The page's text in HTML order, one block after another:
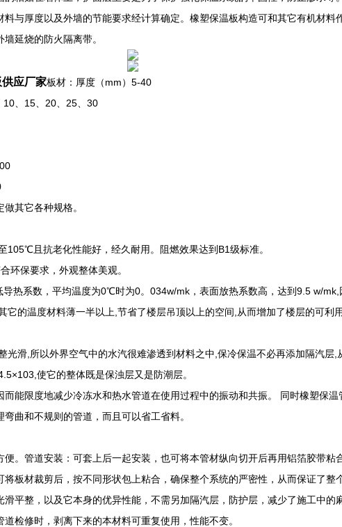
与厚度以及外墙的节能要求经计算确定。橡塑保温板构造可和其它有机材料
延烧的防火隔离带。
应厂家板材：厚度（mm）5-40
、15、20、25、30
其它各种规格。
105℃且抗老化性能好，经久耐用。阻燃效果达到B1级标准。
环保要求，外观整体美观。
热系数，平均温度为0℃时为0。034w/mk，表面放热系数高，达到9.5 w/mk,
它的温度材料薄一半以上,节省了楼层吊顶以上的空间,从而增加了楼层的可利
光滑,所以外界空气中的水汽很难渗透到材料之中,保冷保温不必再添加隔汽层,
使它的整体既是保浊层又是防潮层。
能限度地减少冷冻水和热水管道在使用过程中的振动和共振。 同时橡塑保温
曲和不规则的管道，而且可以省工省料。
便。管道安装：可套上后一起安装，也可将本管材纵向切开后再用铝箔胶带粘
将板材裁剪后，按不同形状包上粘合，确保整个系统的严密性，从而保证了整
平整，以及它本身的优异性能，不需另加隔汽层，防护层，减少了施工中的
检修时，剥离下来的本材料可重复使用，性能不变。